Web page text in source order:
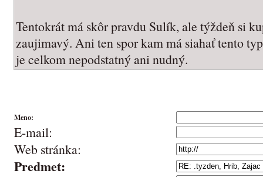
Tentokrát má skôr pravdu Sulík, ale týždeň si
zaujimavý. Ani ten spor kam má siahať tento
je celkom nepodstatný ani nudný.
Meno:
E-mail:
Web stránka:
Predmet: